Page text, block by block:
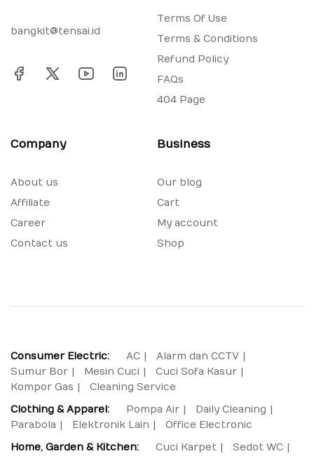
bangkit@tensai.id
Terms Of Use
Terms & Conditions
Refund Policy
FAQs
404 Page
Company
About us
Affiliate
Career
Contact us
Business
Our blog
Cart
My account
Shop
Consumer Electric: AC
Alarm dan CCTV
Sumur Bor
Mesin Cuci
Cuci Sofa Kasur
Kompor Gas
Cleaning Service
Clothing & Apparel:
Pompa Air
Daily Cleaning
Parabola
Elektronik Lain
Office Electronic
Home, Garden & Kitchen:
Cuci Karpet
Sedot WC